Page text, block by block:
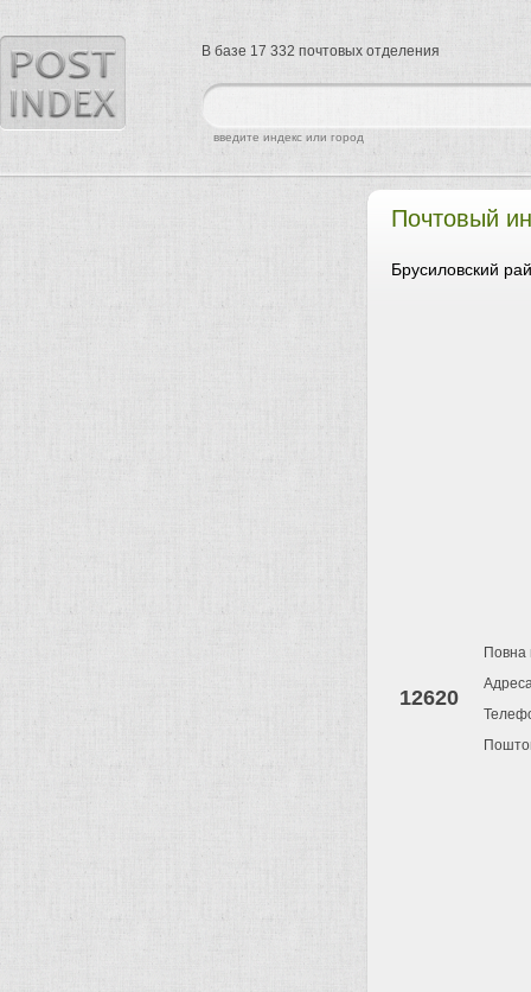
Почтовый
Брусиловский
12620
Повна
найти
введите индекс или город
В базе 17 332 почтовых отделения